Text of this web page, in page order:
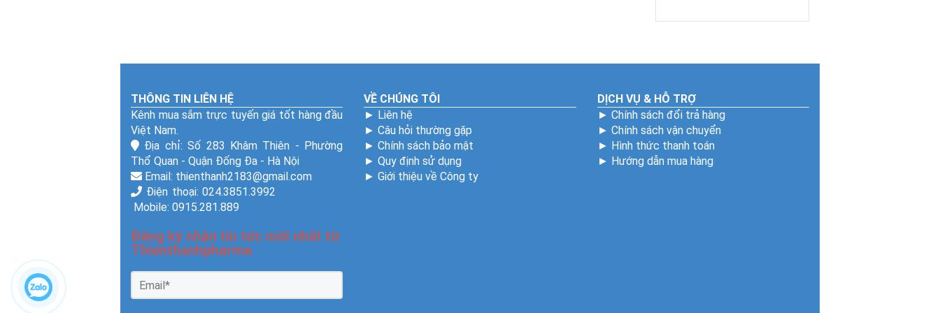
ngay tại nhà
THÔNG TIN LIÊN HỆ
Kênh mua sắm trực tuyến giá tốt hàng đầu
Việt Nam.
Địa chỉ: Số 283 Khâm Thiên - Phường
Thổ Quan - Quận Đống Đa - Hà Nội
Email: thienthanh2183@gmail.com
Điện thoại: 024.3851.3992
Mobile: 0915.281.889
VỀ CHÚNG TÔI
► Liên hệ
►Câu hỏi thường gặp
►Chính sách bảo mật
►Quy định sử dụng
►Giới thiệu về Công ty
DỊCH VỤ & HỖ TRỢ
► Chính sách đổi trả hàng
► Chính sách vận chuyển
► Hình thức thanh toán
► Hướng dẫn mua hàng
Đăng ký nhận tin tức mới nhất từ
Thienthanhpharma